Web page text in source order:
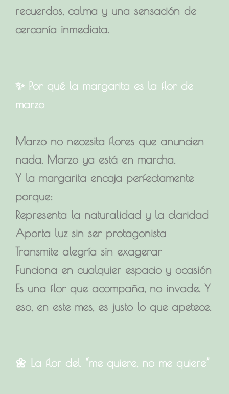
recuerdos, calma y una sensación de
cercanía inmediata.
✨ Por qué la margarita es la flor de
marzo
Marzo no necesita flores que anuncien
nada. Marzo ya está en marcha.
Y la margarita encaja perfectamente
porque:
Representa la naturalidad y la claridad
Aporta luz sin ser protagonista
Transmite alegría sin exagerar
Funciona en cualquier espacio y ocasión
Es una flor que acompaña, no invade. Y
eso, en este mes, es justo lo que apetece.
🌼 La flor del “me quiere, no me quiere”